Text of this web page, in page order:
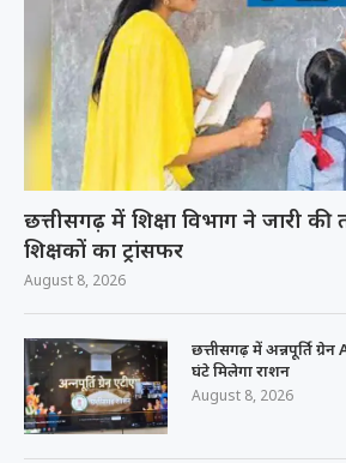
छत्तीसगढ़ में शिक्षा विभाग ने जारी
शिक्षकों का ट्रांसफर
August 8, 2026
छत्तीसगढ़ में अन्नपूर्ति
घंटे मिलेगा राशन
August 8, 2026